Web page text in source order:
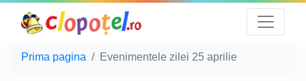
Prima pagina Evenimentele zilei 25 aprilie